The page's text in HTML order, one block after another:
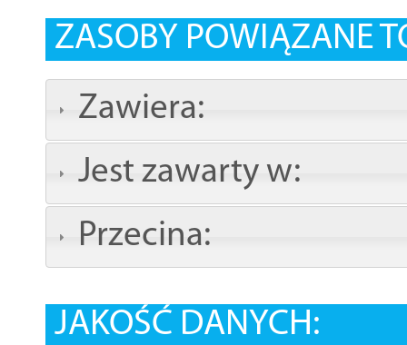
ZASOBY POWIĄZANE
Zawiera:
Jest zawarty w:
Przecina:
JAKOŚĆ DANYCH: